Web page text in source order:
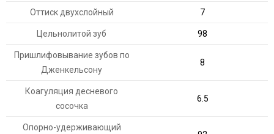
Оттиск двухслойный 7
Цельнолитой зуб 98
Пришлифовывание зубов по
Дженкельсону
8
Коагуляция десневого
сосочка
6.5
Опорно-удерживающий